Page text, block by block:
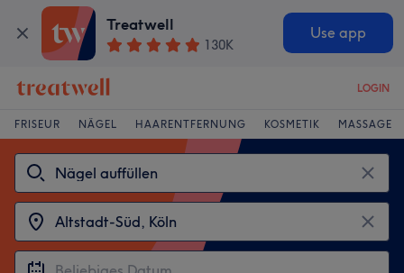
Treatwell
130K
Use app
LOGIN
FRISEUR NÄGEL HAARENTFERNUNG KOSMETIK MASSAGE